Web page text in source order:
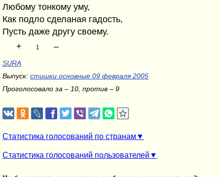
Любому тонкому уму,
Как подло сделаная гадость,
Пусть даже другу своему.
+
1 –
SURA
Выпуск: стишки основные 09 февраля 2005
Проголосовало за – 10, против – 9
Статистика голосований по странам
Статистика голосований пользователей